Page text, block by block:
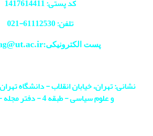
کد پستی: 1417614411
تلفن: 61112530-
021
پست الکترونیکی:lawmag@ut.ac.ir
نشانی: تهران، خیابان انقلاب - دانشگاه
و علوم سیاسی - طبقه 4 - دفتر مجله - اتاق 413